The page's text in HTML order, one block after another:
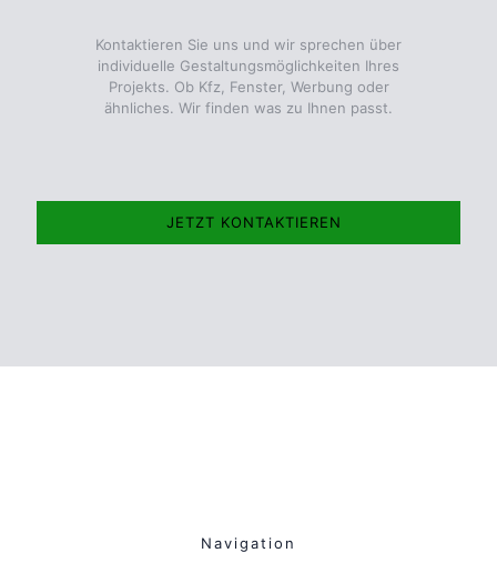
Kontaktieren Sie uns und wir sprechen über
individuelle Gestaltungsmöglichkeiten Ihres
Projekts. Ob Kfz, Fenster, Werbung oder
ähnliches. Wir finden was zu Ihnen passt.
JETZT KONTAKTIEREN
Navigation